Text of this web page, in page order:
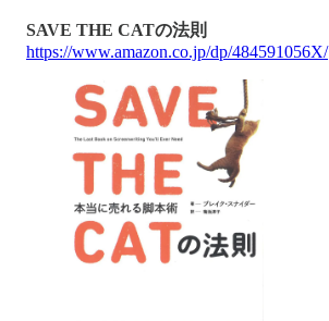
SAVE THE CATの法則
https://www.amazon.co.jp/dp/484591056X/